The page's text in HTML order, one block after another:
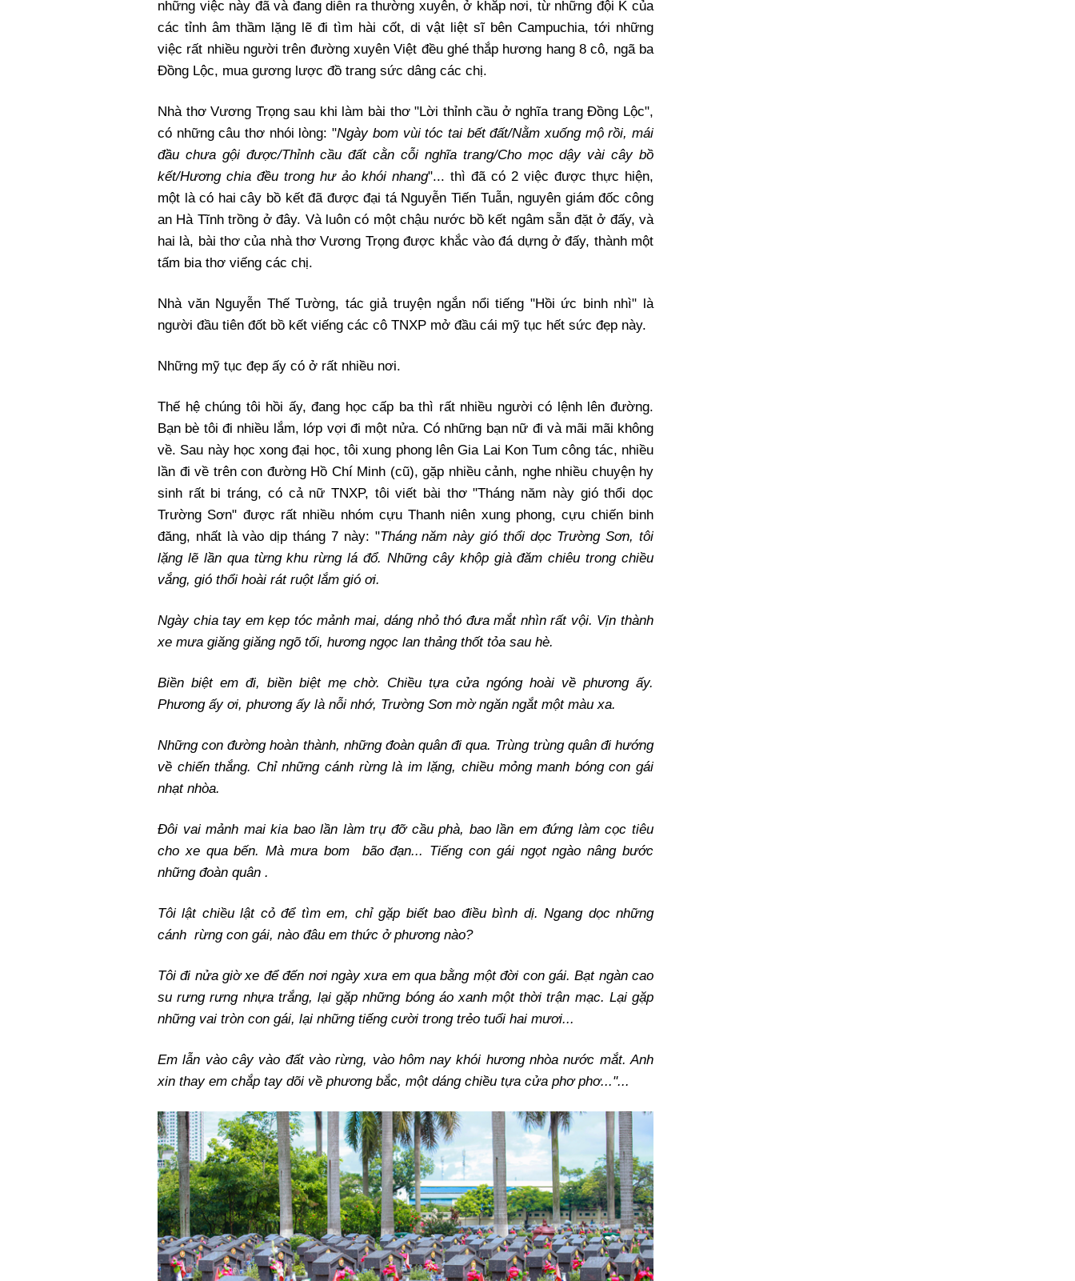
những việc này đã và đang diễn ra thường xuyên, ở khắp nơi, từ những đội K của
các tỉnh âm thầm lặng lẽ đi tìm hài cốt, di vật liệt sĩ bên Campuchia, tới những
việc rất nhiều người trên đường xuyên Việt đều ghé thắp hương hang 8 cô, ngã ba
Đồng Lộc, mua gương lược đồ trang sức dâng các chị.
Nhà thơ Vương Trọng sau khi làm bài thơ "Lời thỉnh cầu ở nghĩa trang Đồng Lộc",
có những câu thơ nhói lòng: "Ngày bom vùi tóc tai bết đất/Nằm xuống mộ rồi, mái
đầu chưa gội được/Thỉnh cầu đất cằn cỗi nghĩa trang/Cho mọc dậy vài cây bồ
kết/Hương chia đều trong hư ảo khói nhang"... thì đã có 2 việc được thực hiện,
một là có hai cây bồ kết đã được đại tá Nguyễn Tiến Tuẫn, nguyên giám đốc công
an Hà Tĩnh trồng ở đây. Và luôn có một chậu nước bồ kết ngâm sẵn đặt ở đấy, và
hai là, bài thơ của nhà thơ Vương Trọng được khắc vào đá dựng ở đấy, thành một
tấm bia thơ viếng các chị.
Nhà văn Nguyễn Thế Tường, tác giả truyện ngắn nổi tiếng "Hồi ức binh nhì" là
người đầu tiên đốt bồ kết viếng các cô TNXP mở đầu cái mỹ tục hết sức đẹp này.
Những mỹ tục đẹp ấy có ở rất nhiều nơi.
Thế hệ chúng tôi hồi ấy, đang học cấp ba thì rất nhiều người có lệnh lên đường.
Bạn bè tôi đi nhiều lắm, lớp vợi đi một nửa. Có những bạn nữ đi và mãi mãi không
về. Sau này học xong đại học, tôi xung phong lên Gia Lai Kon Tum công tác, nhiều
lần đi về trên con đường Hồ Chí Minh (cũ), gặp nhiều cảnh, nghe nhiều chuyện hy
sinh rất bi tráng, có cả nữ TNXP, tôi viết bài thơ "Tháng năm này gió thổi dọc
Trường Sơn" được rất nhiều nhóm cựu Thanh niên xung phong, cựu chiến binh
đăng, nhất là vào dịp tháng 7 này: "Tháng năm này gió thổi dọc Trường Sơn, tôi
lặng lẽ lần qua từng khu rừng lá đổ. Những cây khộp già đăm chiêu trong chiều
vắng, gió thổi hoài rát ruột lắm gió ơi.
Ngày chia tay em kẹp tóc mảnh mai, dáng nhỏ thó đưa mắt nhìn rất vội. Vịn thành
xe mưa giăng giăng ngõ tối, hương ngọc lan thảng thốt tỏa sau hè.
Biền biệt em đi, biền biệt mẹ chờ. Chiều tựa cửa ngóng hoài về phương ấy.
Phương ấy ơi, phương ấy là nỗi nhớ, Trường Sơn mờ ngăn ngắt một màu xa.
Những con đường hoàn thành, những đoàn quân đi qua. Trùng trùng quân đi hướng
về chiến thắng. Chỉ những cánh rừng là im lặng, chiều mỏng manh bóng con gái
nhạt nhòa.
Đôi vai mảnh mai kia bao lần làm trụ đỡ cầu phà, bao lần em đứng làm cọc tiêu
cho xe qua bến. Mà mưa bom bão đạn... Tiếng con gái ngọt ngào nâng bước
những đoàn quân .
Tôi lật chiều lật cỏ để tìm em, chỉ gặp biết bao điều bình dị. Ngang dọc những
cánh rừng con gái, nào đâu em thức ở phương nào?
Tôi đi nửa giờ xe để đến nơi ngày xưa em qua bằng một đời con gái. Bạt ngàn cao
su rưng rưng nhựa trắng, lại gặp những bóng áo xanh một thời trận mạc. Lại gặp
những vai tròn con gái, lại những tiếng cười trong trẻo tuổi hai mươi...
Em lẫn vào cây vào đất vào rừng, vào hôm nay khói hương nhòa nước mắt. Anh
xin thay em chắp tay dõi về phương bắc, một dáng chiều tựa cửa phơ phơ..."...